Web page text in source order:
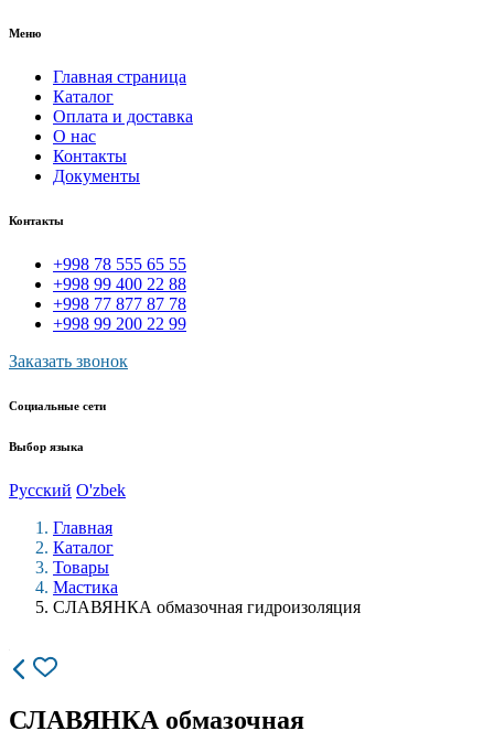
Меню
Главная страница
Каталог
Оплата и доставка
О нас
Контакты
Документы
Контакты
+998 78 555 65 55
+998 99 400 22 88
+998 77 877 87 78
+998 99 200 22 99
Заказать звонок
Социальные сети
Выбор языка
Русский O'zbek
Главная
Каталог
Товары
Мастика
СЛАВЯНКА обмазочная гидроизоляция
СЛАВЯНКА обмазочная